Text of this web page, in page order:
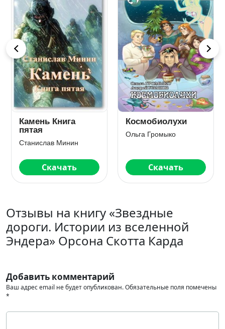
Камень Книга
пятая
Станислав Минин
Скачать
Космобиолухи
Ольга Громыко
Скачать
Отзывы на книгу «Звездные
дороги. Истории из вселенной
Эндера» Орсона Скотта Карда
Добавить комментарий
Ваш адрес email не будет опубликован.Обязательные поля помечены
*